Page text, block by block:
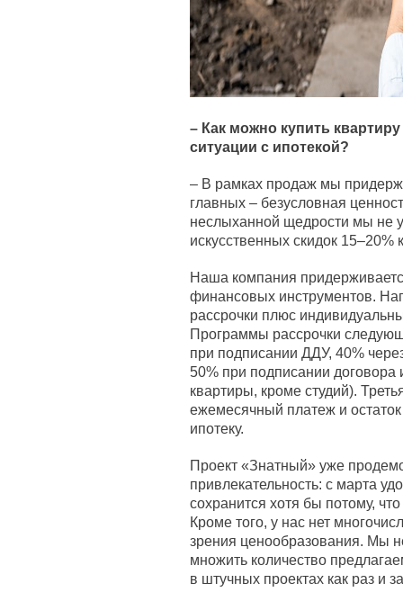
– Как можно купить
ситуации с ипотекой?
– В рамках продаж мы
главных – безусловная
неслыханной щедрости мы не
искусственных скидок 15–20%
Наша компания
финансовых инструментов.
рассрочки плюс
Программы рассрочки
при подписании ДДУ, 40%
50% при подписании договора
квартиры, кроме студий).
ежемесячный платеж и
ипотеку.
Проект «Знатный» уже
привлекательность: с марта
сохранится хотя бы потому,
Кроме того, у нас нет
зрения ценообразования. Мы
множить количество
в штучных проектах как раз и